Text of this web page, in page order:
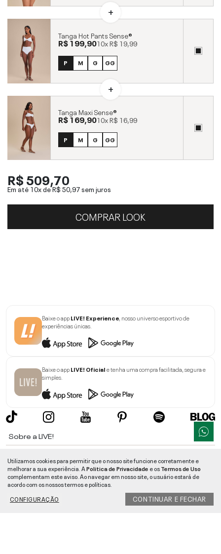
Tanga Hot Pants Sense®
R$ 199,9010xR$ 19,99
P M G GG
Tanga Maxi Sense®
R$ 169,9010xR$ 16,99
P M G GG
R$ 509,70
Em até 10x deR$ 50,97sem juros
COMPRAR LOOK
Baixe o appLIVE! Experience, nosso universo esportivo de
experiências únicas.
Baixe o appLIVE! Oficiale tenha uma compra facilitada, segura e
simples.
Sobre a LIVE!
Informações
Utilizamos cookies para permitir que o nosso site funcione corretamente e
melhorar a sua experiência. APolitica de Privacidade e osTermos de Uso
complementam este aviso. Ao navegar em nosso site, o usuário estará de
acordo com os nossos termos e políticas.
CONFIGURAÇÃO
CONTINUAR E FECHAR